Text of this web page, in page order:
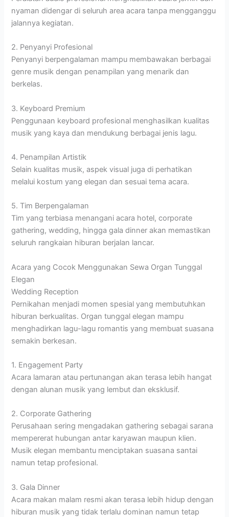
nyaman didengar di seluruh area acara tanpa mengganggu
jalannya kegiatan.
2. Penyanyi Profesional
Penyanyi berpengalaman mampu membawakan berbagai
genre musik dengan penampilan yang menarik dan
berkelas.
3. Keyboard Premium
Penggunaan keyboard profesional menghasilkan kualitas
musik yang kaya dan mendukung berbagai jenis lagu.
4. Penampilan Artistik
Selain kualitas musik, aspek visual juga di perhatikan
melalui kostum yang elegan dan sesuai tema acara.
5. Tim Berpengalaman
Tim yang terbiasa menangani acara hotel, corporate
gathering, wedding, hingga gala dinner akan memastikan
seluruh rangkaian hiburan berjalan lancar.
Acara yang Cocok Menggunakan Sewa Organ Tunggal
Elegan
Wedding Reception
Pernikahan menjadi momen spesial yang membutuhkan
hiburan berkualitas. Organ tunggal elegan mampu
menghadirkan lagu-lagu romantis yang membuat suasana
semakin berkesan.
1. Engagement Party
Acara lamaran atau pertunangan akan terasa lebih hangat
dengan alunan musik yang lembut dan eksklusif.
2. Corporate Gathering
Perusahaan sering mengadakan gathering sebagai sarana
mempererat hubungan antar karyawan maupun klien.
Musik elegan membantu menciptakan suasana santai
namun tetap profesional.
3. Gala Dinner
Acara makan malam resmi akan terasa lebih hidup dengan
hiburan musik yang tidak terlalu dominan namun tetap